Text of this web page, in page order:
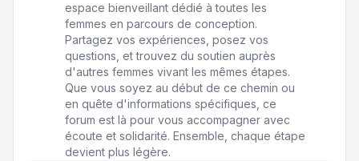
espace bienveillant dédié à toutes les
femmes en parcours de conception.
Partagez vos expériences, posez vos
questions, et trouvez du soutien auprès
d'autres femmes vivant les mêmes étapes.
Que vous soyez au début de ce chemin ou
en quête d'informations spécifiques, ce
forum est là pour vous accompagner avec
écoute et solidarité. Ensemble, chaque étape
devient plus légère.